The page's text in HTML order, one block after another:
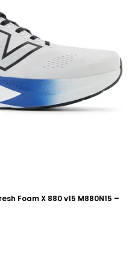
Foam X 880 v15 M880N15 –